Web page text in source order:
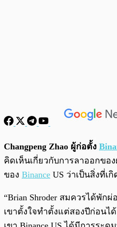
Changpeng Zhao ผู้ก่อตั้ง
คิดเห็นเกี่ยวกับการลาออกขอ
ของ Binance US ว่าเป็นสิ่งที่เ
“Brian Shroder สมควรได้พัก
เขาตั้งใจทำตั้งแต่สองปีก่อนไ